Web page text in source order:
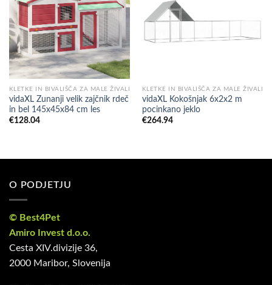
KLETKE IN BIVALIŠČA ZA MALE ŽIVALI
vidaXL Zunanji velik zajčnik rdeč
in bel 145x45x84 cm les
€128.04
KLETKE IN BIVALIŠČA ZA MALE ŽIVALI
vidaXL Kokošnjak 6x2x2 m
pocinkano jeklo
€264.94
O PODJETJU
© Best4Pet
Amiro Invest d.o.o.
Cesta XIV.divizije 36,
2000 Maribor, Slovenija